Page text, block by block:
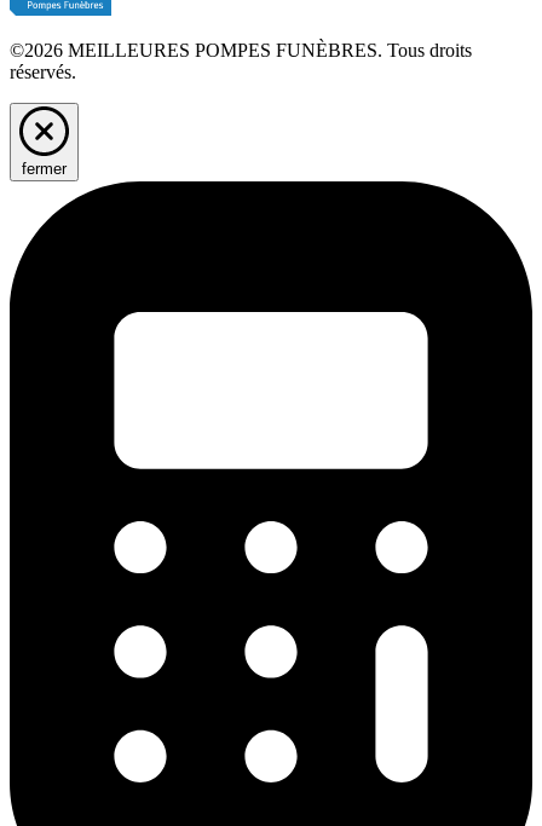
©2026 MEILLEURES POMPES FUNÈBRES. Tous droits
réservés.
fermer